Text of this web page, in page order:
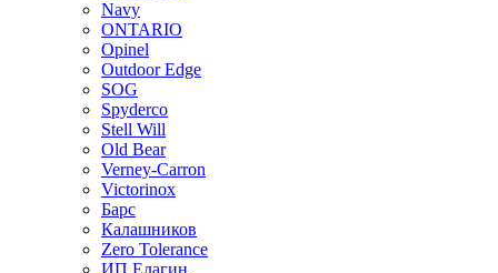
Navy
ONTARIO
Opinel
Outdoor Edge
SOG
Spyderco
Stell Will
Old Bear
Verney-Carron
Victorinox
Барс
Калашников
Zero Tolerance
ИП Елагин